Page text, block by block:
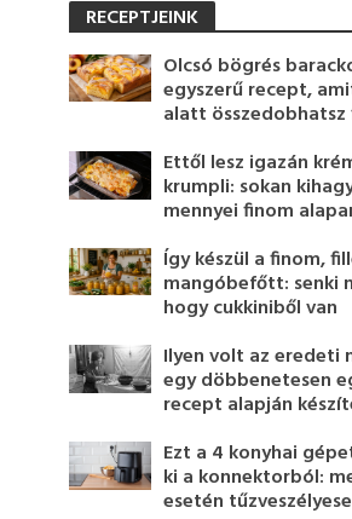
RECEPTJEINK
Olcsó bögrés
egyszerű recept,
alatt
Ettől lesz igazán
krumpli: sokan
mennyei finom
Így készül a finom,
mangóbefőtt: senki
hogy cukkiniből van
Ilyen volt az eredeti
egy döbbenetesen
recept alapján
Ezt a 4 konyhai
ki a konnektorból:
esetén